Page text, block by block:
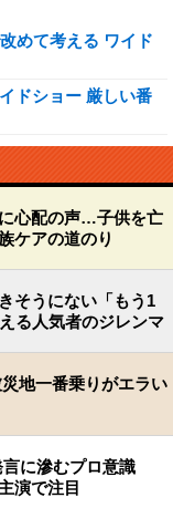
めて考える ワイド
ドショー 厳しい番
心配の声…子供を亡
ケアの道のり
そうにない「もう1
る人気者のジレンマ
地一番乗りがエラい
に滲むプロ意識
演で注目